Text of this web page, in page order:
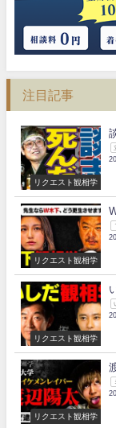
注目記事
リクエスト観相学
リクエスト観相学
リクエスト観相学
リクエスト観相学